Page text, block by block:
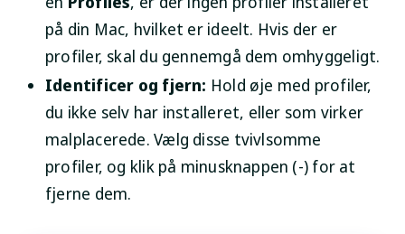
på din Mac, hvilket er ideelt. Hvis der er
profiler, skal du gennemgå dem omhyggeligt.
Identificer og fjern: Hold øje med profiler,
du ikke selv har installeret, eller som virker
malplacerede. Vælg disse tvivlsomme
profiler, og klik på minusknappen (-) for at
fjerne dem.